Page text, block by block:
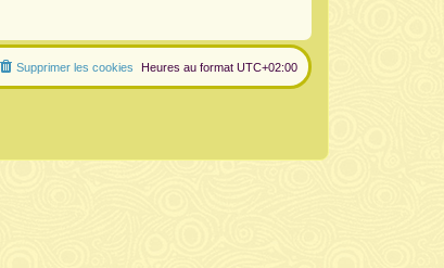
Heures au format UTC+02:00
Supprimer les cookies